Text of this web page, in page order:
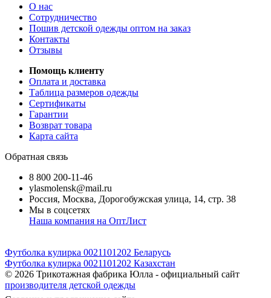
О нас
Сотрудничество
Пошив детской одежды оптом на заказ
Контакты
Отзывы
Помощь клиенту
Оплата и доставка
Таблица размеров одежды
Сертификаты
Гарантии
Возврат товара
Карта сайта
Обратная связь
8 800 200-11-46
ylasmolensk@mail.ru
Россия, Москва, Дорогобужская улица, 14, стр. 38
Мы в соцсетях
Наша компания на ОптЛист
Футболка кулирка 0021101202 Беларусь
Футболка кулирка 0021101202 Казахстан
© 2026 Трикотажная фабрика Юлла - официальный сайт
производителя детской одежды